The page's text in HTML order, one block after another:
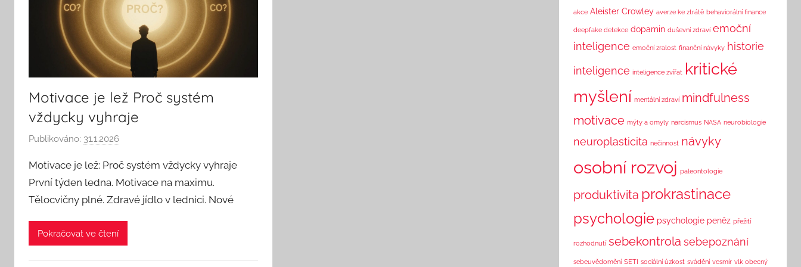
Motivace je lež Proč systém
vždycky vyhraje
Publikováno: 31.1.2026
t
o
r
e
Motivace je lež: Proč systém vždycky vyhraje
První týden ledna. Motivace na maximu.
Tělocvičny plné. Zdravé jídlo v lednici. Nové
Pokračovat ve čtení
akce Aleister Crowley averze ke ztrátě behaviorální finance
deepfake detekce dopamin duševní zdraví emoční
inteligence emoční zralost finanční návyky historie
inteligence inteligence zvířat kritické
myšlení mentální zdraví mindfulness
motivace mýty a omyly narcismus NASA neurobiologie
neuroplasticita nečinnost návyky
osobní rozvoj paleontologie
produktivita prokrastinace
psychologie psychologie peněz přežití
rozhodnutí sebekontrola sebepoznání
sebeuvědomění SETI sociální úzkost svádění vesmír vlk obecný